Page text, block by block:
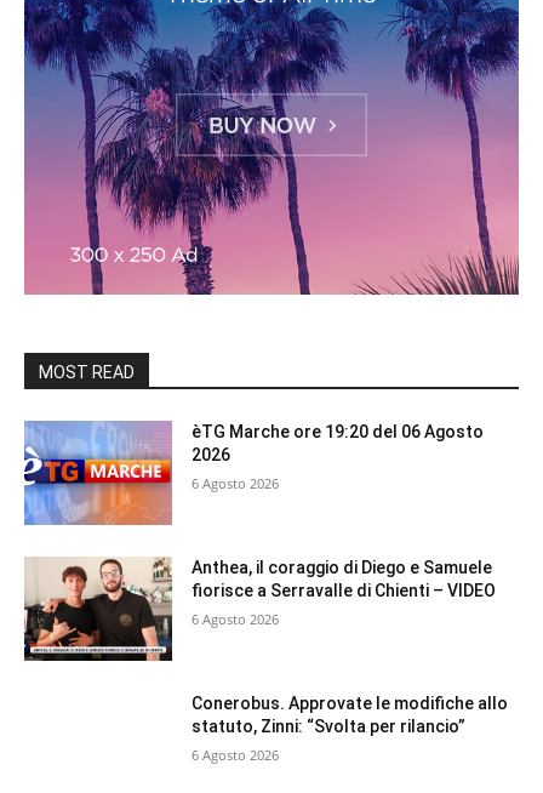
MOST READ
èTG Marche ore 19:20 del 06 Agosto
2026
6 Agosto 2026
Anthea, il coraggio di Diego e Samuele
fiorisce a Serravalle di Chienti – VIDEO
6 Agosto 2026
Conerobus. Approvate le modifiche allo
statuto, Zinni: “Svolta per rilancio”
6 Agosto 2026